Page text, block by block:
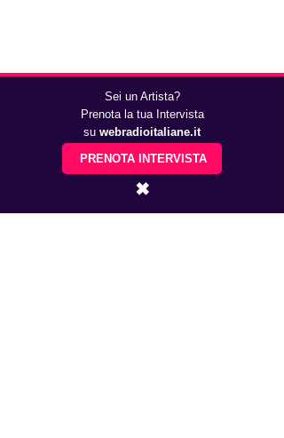
Sei un Artista?
Prenota la tua Intervista
su webradioitaliane.it
PRENOTA INTERVISTA
✖